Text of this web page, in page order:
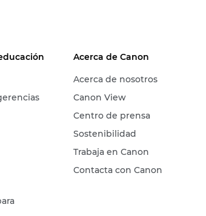
Acerca de Canon
Acerca de nosotros
Canon View
Centro de prensa
Sostenibilidad
Trabaja en Canon
Contacta con Canon